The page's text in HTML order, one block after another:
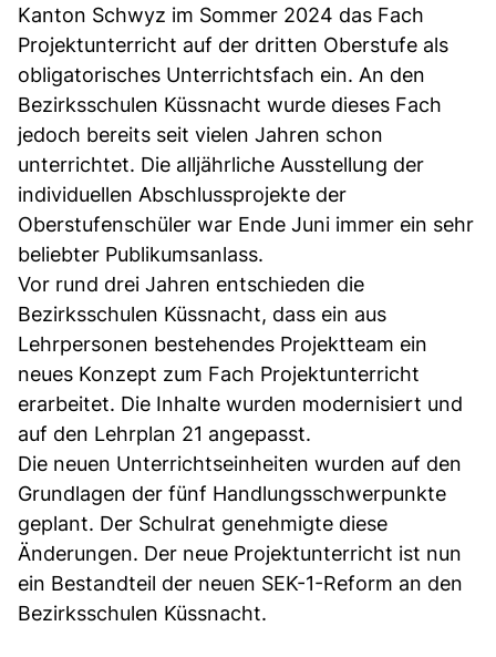
Kanton Schwyz im Sommer 2024 das Fach
Projektunterricht auf der dritten Oberstufe als
obligatorisches Unterrichtsfach ein. An den
Bezirksschulen Küssnacht wurde dieses Fach
jedoch bereits seit vielen Jahren schon
unterrichtet. Die alljährliche Ausstellung der
individuellen Abschlussprojekte der
Oberstufenschüler war Ende Juni immer ein sehr
beliebter Publikumsanlass.
Vor rund drei Jahren entschieden die
Bezirksschulen Küssnacht, dass ein aus
Lehrpersonen bestehendes Projektteam ein
neues Konzept zum Fach Projektunterricht
erarbeitet. Die Inhalte wurden modernisiert und
auf den Lehrplan 21 angepasst.
Die neuen Unterrichtseinheiten wurden auf den
Grundlagen der fünf Handlungsschwerpunkte
geplant. Der Schulrat genehmigte diese
Änderungen. Der neue Projektunterricht ist nun
ein Bestandteil der neuen SEK-1-Reform an den
Bezirksschulen Küssnacht.